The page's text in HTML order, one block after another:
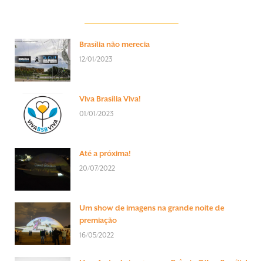
Brasília não merecia
12/01/2023
Viva Brasília Viva!
01/01/2023
Até a próxima!
20/07/2022
Um show de imagens na grande noite de
premiação
16/05/2022